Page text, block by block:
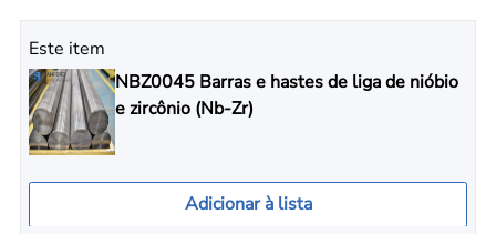
Este item
NBZ0045 Barras e hastes de liga de nióbio
e zircônio (Nb-Zr)
Adicionar à lista